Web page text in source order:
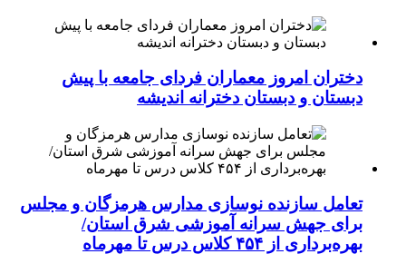
دختران امروز معماران فردای جامعه با پیش
دبستان و دبستان دخترانه اندیشه
تعامل سازنده نوسازی مدارس هرمزگان و مجلس
برای جهش سرانه آموزشی شرق استان/
بهره‌برداری از ۴۵۴ کلاس درس تا مهرماه